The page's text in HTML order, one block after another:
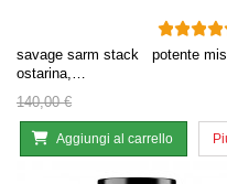
savage sarm stack potente
ostarina,…
140,00 €
Aggiungi al carrello